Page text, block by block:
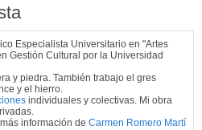
Especialista Universitario en "Artes
Gestión Cultural por la Universidad
y piedra. También trabajo el gres
y el hierro.
individuales y colectivas. Mi obra
información de Carmen Romero Martí